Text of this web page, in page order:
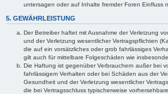
untersagen oder auf Inhalte fremder Foren Einfluss
5. GEWÄHRLEISTUNG
Der Betreiber haftet mit Ausnahme der Verletzung
und der Verletzung wesentlicher Vertragspflichten
die auf ein vorsätzliches oder grob fahrlässiges
gilt auch für mittelbare Folgeschäden wie
Die Haftung ist gegenüber Verbrauchern außer bei
fahrlässigem Verhalten oder bei Schäden aus der
Gesundheit und der Verletzung wesentlicher
die bei Vertragsschluss typischerweise